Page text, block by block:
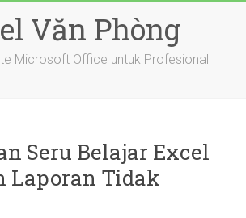
Văn Phòng
Microsoft Office untuk Profesional
Seru Belajar Excel
Laporan Tidak